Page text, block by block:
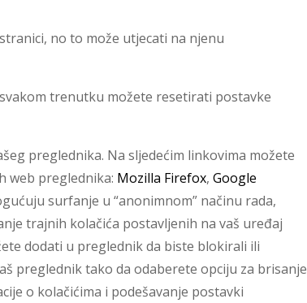
no to može utjecati na njenu
trenutku možete resetirati postavke
preglednika. Na sljedećim linkovima možete
web preglednika: Mozilla Firefox,Google
surfanje u “anonimnom” načinu rada,
trajnih kolačića postavljenih na vaš uređaj
dodati u preglednik da biste blokirali ili
preglednik tako da odaberete opciju za brisanje
o kolačićima i podešavanje postavki